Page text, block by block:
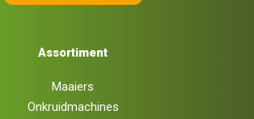
Assortiment
Maaiers
Onkruidmachines